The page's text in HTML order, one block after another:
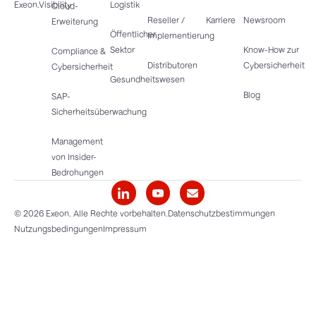
Exeon.Visibility
Cloud-
Erweiterung
Compliance &
Cybersicherheit
SAP-
Sicherheitsüberwachung
Management
von Insider-
Bedrohungen
Logistik
Öffentlicher
Sektor
Gesundheitswesen
Reseller /
Implementierung
Distributoren
Karriere Newsroom
Know-How zur
Cybersicherheit
Blog
© 2026 Exeon. Alle Rechte vorbehalten.Datenschutzbestimmungen
NutzungsbedingungenImpressum